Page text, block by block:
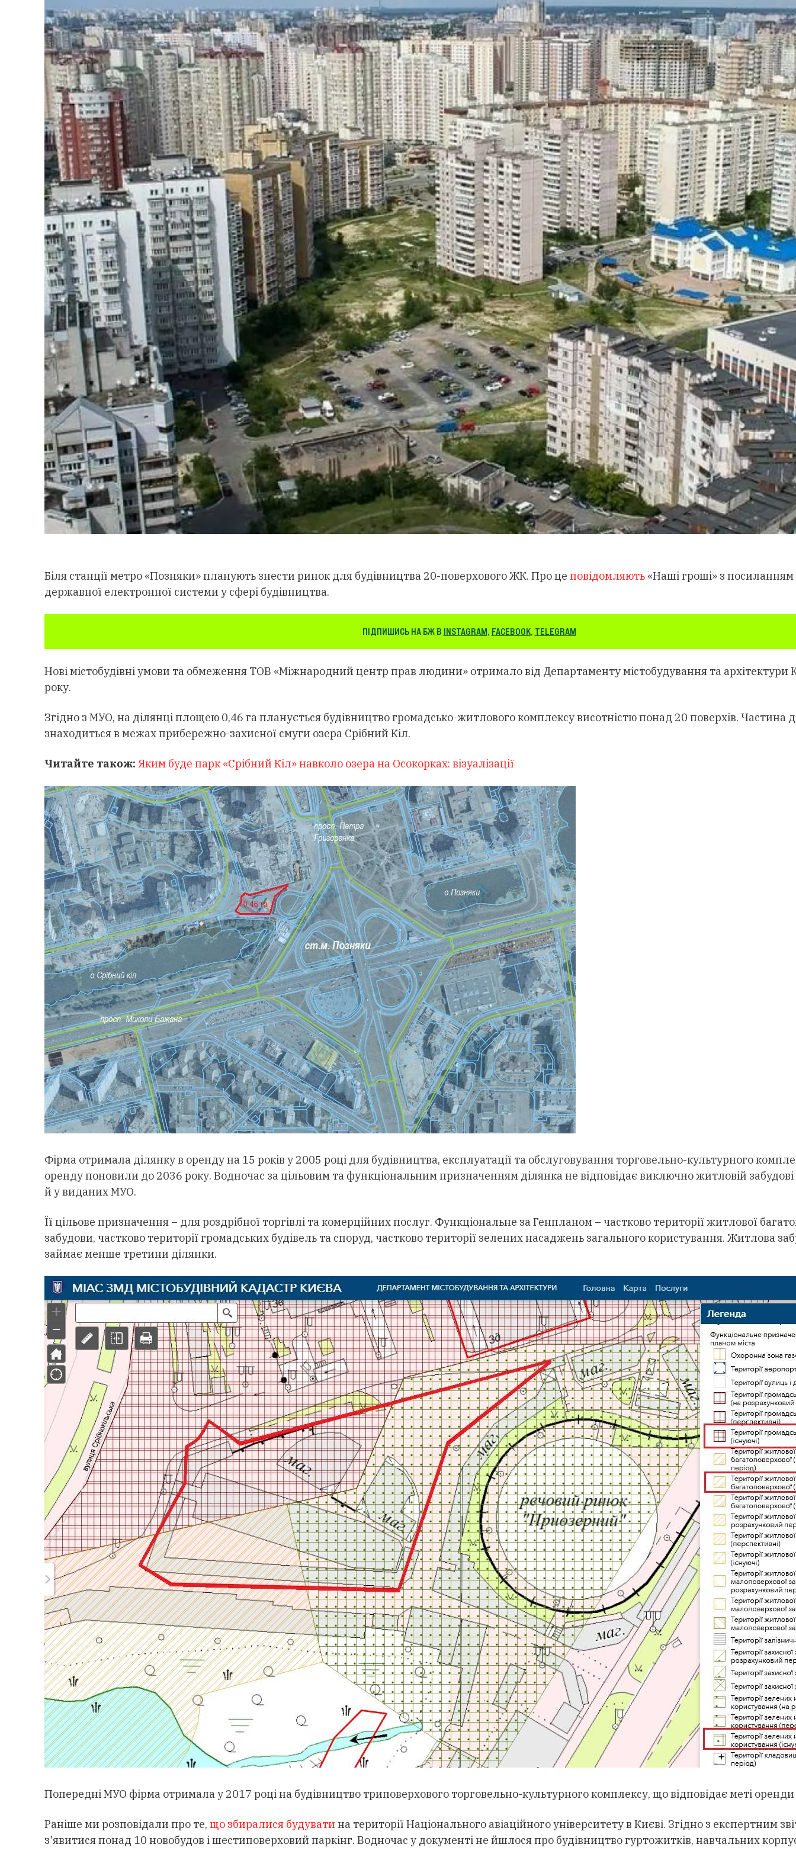
Біля станції метро «Позняки» планують знести ринок для будівництва 20-поверхового ЖК. Про це повідомляють «Наші гроші» з
державної електронної системи у сфері будівництва.
ПІДПИШИСЬ НА БЖ В INSTAGRAM, FACEBOOK, TELEGRAM
Нові містобудівні умови та обмеження ТОВ «Міжнародний центр прав людини» отримало від Департаменту містобудування та архітектури
року.
Згідно з МУО, на ділянці площею 0,46 га планується будівництво громадсько-житлового комплексу висотністю понад 20 поверхів. Частина
знаходиться в межах прибережно-захисної смуги озера Срібний Кіл.
Читайте також: Яким буде парк «Срібний Кіл» навколо озера на Осокорках: візуалізації
Фірма отримала ділянку в оренду на 15 років у 2005 році для будівництва, експлуатації та обслуговування торговельно-культурного
оренду поновили до 2036 року. Водночас за цільовим та функціональним призначенням ділянка не відповідає виключно житловій
й у виданих МУО.
Її цільове призначення – для роздрібної торгівлі та комерційних послуг. Функціональне за Генпланом – частково території житлової
забудови, частково території громадських будівель та споруд, частково території зелених насаджень загального користування. Житлова
займає менше третини ділянки.
Попередні МУО фірма отримала у 2017 році на будівництво триповерхового торговельно-культурного комплексу, що відповідає меті
Раніше ми розповідали про те, що збиралися будувати на території Національного авіаційного університету в Києві. Згідно з експертним
з'явитися понад 10 новобудов і шестиповерховий паркінг. Водночас у документі не йшлося про будівництво гуртожитків, навчальних